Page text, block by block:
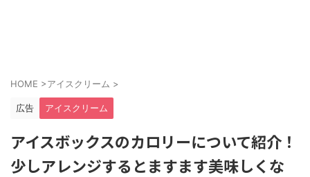
HOME >アイスクリーム >
広告 アイスクリーム
アイスボックスのカロリーについて紹介！
少しアレンジするとますます美味しくな